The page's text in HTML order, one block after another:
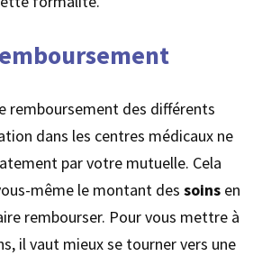
remboursement des différents
dans les centres médicaux ne
par votre mutuelle. Cela
même le montant des soins en
rembourser. Pour vous mettre à
il vaut mieux se tourner vers une